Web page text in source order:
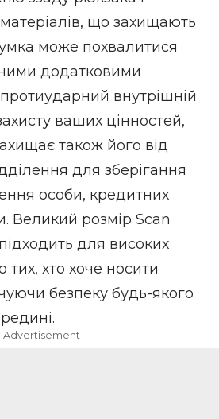
що захищають
може похвалитися
додатковими
внутрішній
ваших цінностей,
також його від
для зберігання
особи, кредитних
Великий розмір Scan
для високих
тих, хто хоче носити
безпеку будь-якого
Advertisement -